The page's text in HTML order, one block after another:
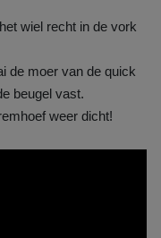
wiel recht in de vork
de moer van de quick
beugel vast.
weer dicht!